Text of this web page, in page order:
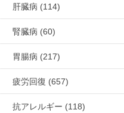
肝臓病 (114)
腎臓病 (60)
胃腸病 (217)
疲労回復 (657)
抗アレルギー (118)